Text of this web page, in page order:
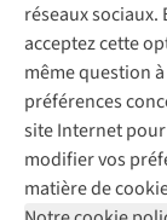
réseaux sociaux.
acceptez cette
même question
préférences
site Internet
modifier vos
matière de